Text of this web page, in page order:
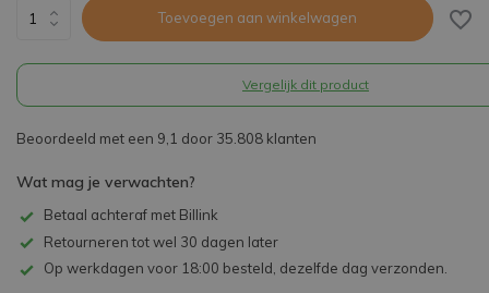
Toevoegen aan winkelwagen
Vergelijk dit product
Beoordeeld met een 9,1 door 35.808 klanten
Wat mag je verwachten?
Betaal achteraf met Billink
Retourneren tot wel 30 dagen later
Op werkdagen voor 18:00 besteld, dezelfde dag verzonden.